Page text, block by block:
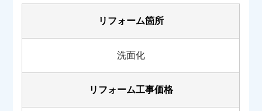
リフォーム箇所
洗面化
リフォーム工事価格